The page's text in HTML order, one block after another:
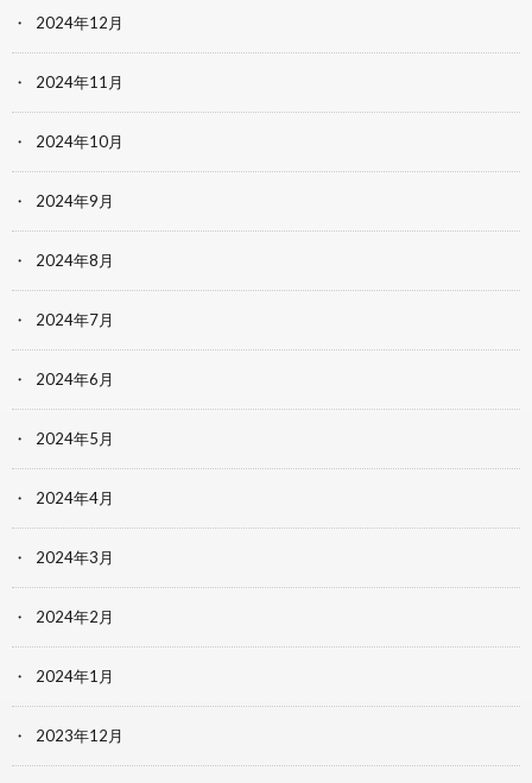
2024年12月
2024年11月
2024年10月
2024年9月
2024年8月
2024年7月
2024年6月
2024年5月
2024年4月
2024年3月
2024年2月
2024年1月
2023年12月